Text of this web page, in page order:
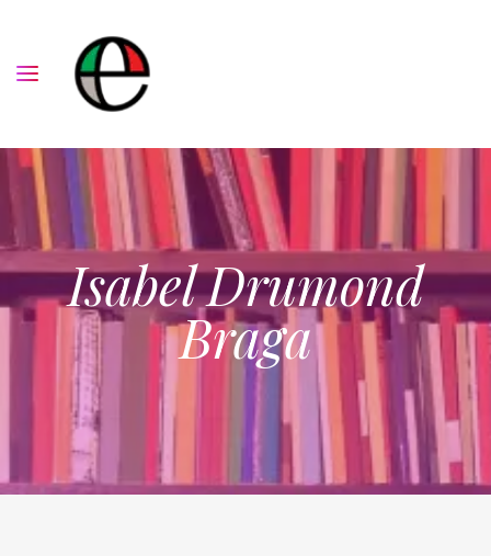
Isabel Drumond
Braga